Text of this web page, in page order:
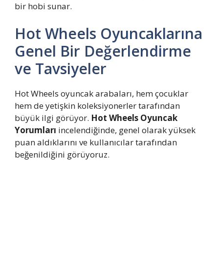
bir hobi sunar.
Hot Wheels Oyuncaklarına
Genel Bir Değerlendirme
ve Tavsiyeler
Hot Wheels oyuncak arabaları, hem çocuklar
hem de yetişkin koleksiyonerler tarafından
büyük ilgi görüyor. Hot Wheels Oyuncak
Yorumları incelendiğinde, genel olarak yüksek
puan aldıklarını ve kullanıcılar tarafından
beğenildiğini görüyoruz.